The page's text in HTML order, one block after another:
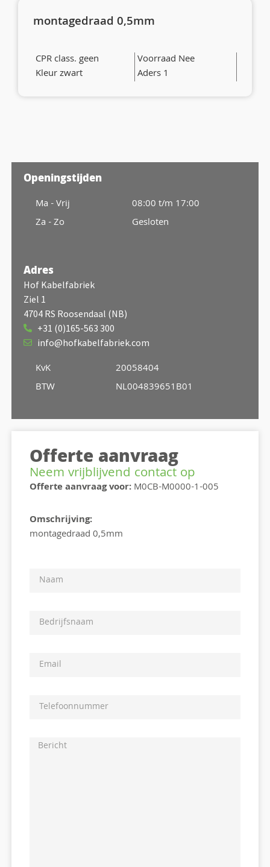
montagedraad 0,5mm
CPR class. geen
Voorraad Nee
Kleur zwart
Aders 1
Openingstijden
Ma - Vrij
Za - Zo
08:00 t/m 17:00
Gesloten
Adres
Hof Kabelfabriek
Ziel 1
4704 RS Roosendaal (NB)
+31 (0)165-563 300
info@hofkabelfabriek.com
KvK
BTW
20058404
NL004839651B01
Offerte aanvraag
Neem vrijblijvend contact op
Offerte aanvraag voor:M0CB-M0000-1-005
Omschrijving:
montagedraad 0,5mm